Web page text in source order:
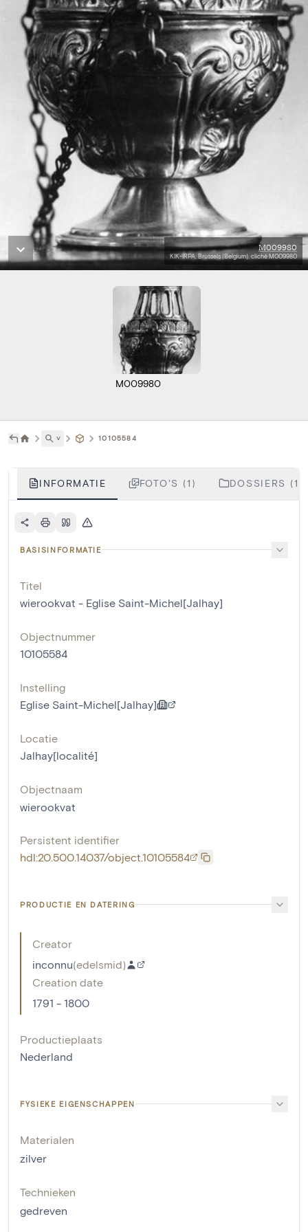
M009980
KIK-IRPA, Brussels (Belgium), cliché M009980
M009980
˅ 10105584
INFORMATIE FOTO'S (1) DOSSIERS (1)
BASISINFORMATIE
Titel
wierookvat - Eglise Saint-Michel[Jalhay]
Objectnummer
10105584
Instelling
Eglise Saint-Michel[Jalhay]
Locatie
Jalhay[localité]
Objectnaam
wierookvat
Persistent identifier
hdl:20.500.14037/object.10105584
PRODUCTIE EN DATERING
Creator
inconnu(edelsmid)
Creation date
1791 - 1800
Productieplaats
Nederland
FYSIEKE EIGENSCHAPPEN
Materialen
zilver
Technieken
gedreven